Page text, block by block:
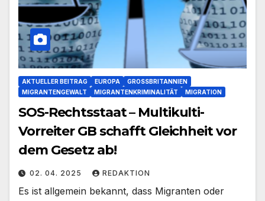
AKTUELLER BEITRAG EUROPA
GROSSBRITANNIEN
MIGRANTENGEWALT
MIGRANTENKRIMINALITÄT MIGRATION
SOS-Rechtsstaat – Multikulti-
Vorreiter GB schafft Gleichheit vor
dem Gesetz ab!
02. 04. 2025 REDAKTION
Es ist allgemein bekannt, dass Migranten oder